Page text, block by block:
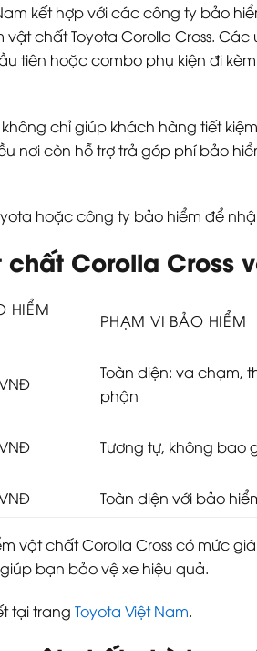
kết hợp với các công ty bảo
chất Toyota Corolla Cross.
tiên hoặc combo phụ kiện đi
chỉ giúp khách hàng tiết
nơi còn hỗ trợ trả góp phí bảo
hoặc công ty bảo hiểm để
chất Corolla Cross
HIỂM
PHẠM VI BẢO HIỂM
Toàn diện: va chạm,
phận
Tương tự, không bao
Toàn diện với bảo
vật chất Corolla Cross có mức
bạn bảo vệ xe hiệu quả.
tại trang Toyota Việt Nam.